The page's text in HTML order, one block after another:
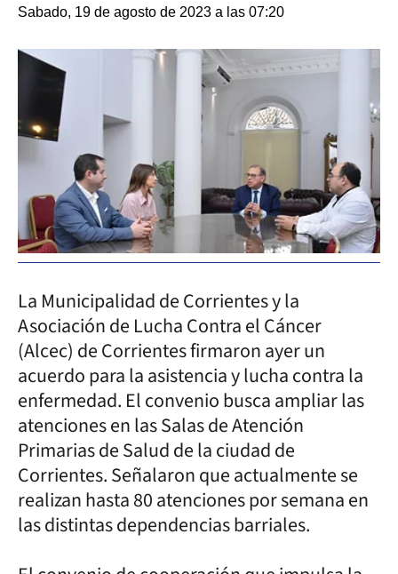
Sabado, 19 de agosto de 2023 a las 07:20
La Municipalidad de Corrientes y la
Asociación de Lucha Contra el Cáncer
(Alcec) de Corrientes firmaron ayer un
acuerdo para la asistencia y lucha contra la
enfermedad. El convenio busca ampliar las
atenciones en las Salas de Atención
Primarias de Salud de la ciudad de
Corrientes. Señalaron que actualmente se
realizan hasta 80 atenciones por semana en
las distintas dependencias barriales.